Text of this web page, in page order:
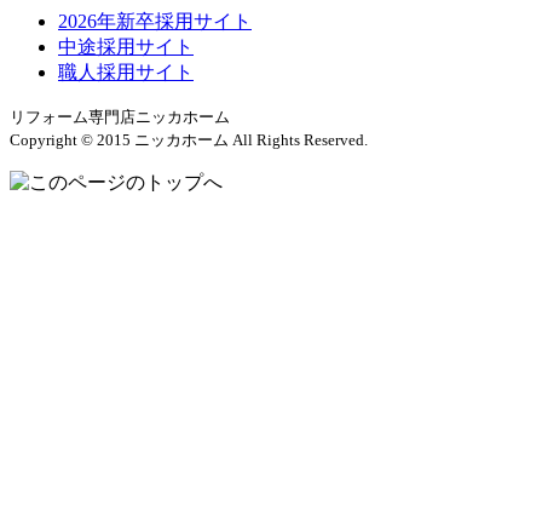
2026年新卒採用サイト
中途採用サイト
職人採用サイト
リフォーム専門店ニッカホーム
Copyright © 2015 ニッカホーム All Rights Reserved.